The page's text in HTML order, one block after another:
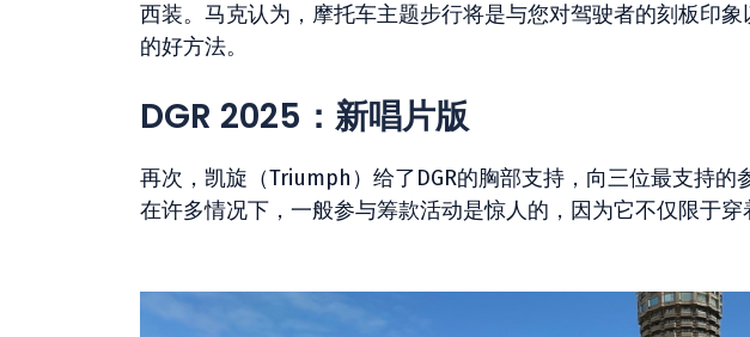
西装。马克认为，摩托车主题步行将是与您对驾驶者的刻板印
的好方法。
DGR 2025：新唱片版
再次，凯旋（Triumph）给了DGR的胸部支持，向三位最支持
在许多情况下，一般参与筹款活动是惊人的，因为它不仅限于穿